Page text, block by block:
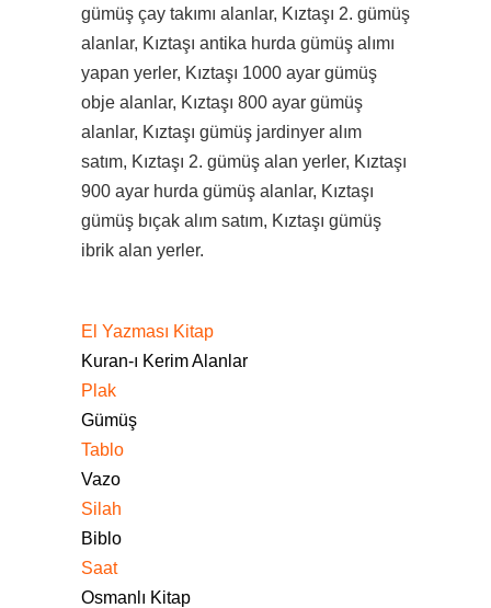
gümüş çay takımı alanlar, Kıztaşı 2. gümüş
alanlar, Kıztaşı antika hurda gümüş alımı
yapan yerler, Kıztaşı 1000 ayar gümüş
obje alanlar, Kıztaşı 800 ayar gümüş
alanlar, Kıztaşı gümüş jardinyer alım
satım, Kıztaşı 2. gümüş alan yerler, Kıztaşı
900 ayar hurda gümüş alanlar, Kıztaşı
gümüş bıçak alım satım, Kıztaşı gümüş
ibrik alan yerler.
El Yazması Kitap
Kuran-ı Kerim Alanlar
Plak
Gümüş
Tablo
Vazo
Silah
Biblo
Saat
Osmanlı Kitap